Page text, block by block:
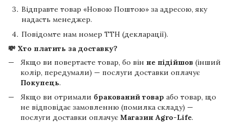
Відправте товар «Новою Поштою» за адресою, яку
надасть менеджер.
Повідомте нам номер ТТН (декларації).
💸 Хто платить за доставку?
Якщо ви повертаєте товар, бо він не підійшов (інший
колір, передумали) — послуги доставки оплачує
Покупець.
Якщо ви отримали бракований товар або товар, що
не відповідає замовленню (помилка складу) —
послуги доставки оплачує Магазин Agro-Life.